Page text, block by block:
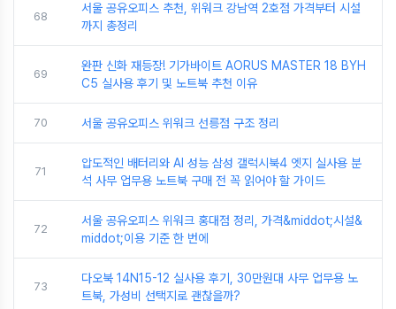
68
서울 공유오피스 추천, 위워크 강남역 2호점 가격부터 시설
까지 총정리
69
완판 신화 재등장! 기가바이트 AORUS MASTER 18 BYH
C5 실사용 후기 및 노트북 추천 이유
70 서울 공유오피스 위워크 선릉점 구조 정리
71
압도적인 배터리와 AI 성능 삼성 갤럭시북4 엣지 실사용 분
석 사무 업무용 노트북 구매 전 꼭 읽어야 할 가이드
72
서울 공유오피스 위워크 홍대점 정리, 가격&middot;시설&
middot;이용 기준 한 번에
73
다오북 14N15-12 실사용 후기, 30만원대 사무 업무용 노
트북, 가성비 선택지로 괜찮을까?